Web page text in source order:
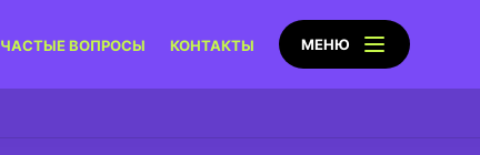
ЧАСТЫЕ ВОПРОСЫ КОНТАКТЫ МЕНЮ